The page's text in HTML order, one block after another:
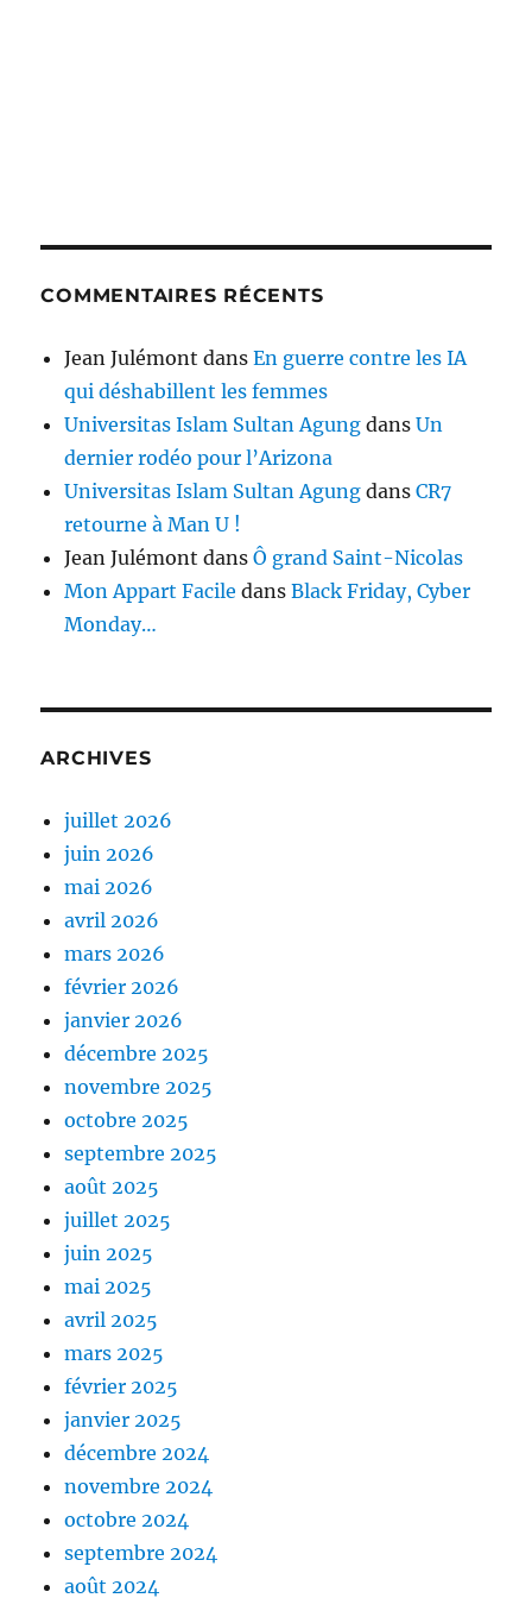
COMMENTAIRES RÉCENTS
Jean Julémont dansEn guerre contre les IA
qui déshabillent les femmes
Universitas Islam Sultan Agung dansUn
dernier rodéo pour l’Arizona
Universitas Islam Sultan Agung dansCR7
retourne à Man U !
Jean Julémont dansÔ grand Saint-Nicolas
Mon Appart Facile dansBlack Friday, Cyber
Monday…
ARCHIVES
juillet 2026
juin 2026
mai 2026
avril 2026
mars 2026
février 2026
janvier 2026
décembre 2025
novembre 2025
octobre 2025
septembre 2025
août 2025
juillet 2025
juin 2025
mai 2025
avril 2025
mars 2025
février 2025
janvier 2025
décembre 2024
novembre 2024
octobre 2024
septembre 2024
août 2024